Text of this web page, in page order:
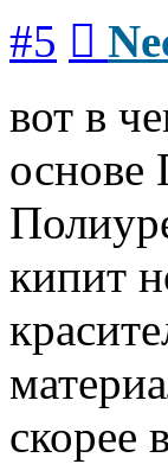
#5
вот в
основе
кипит
скорее